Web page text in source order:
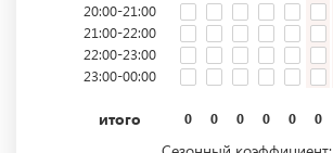
20:00-21:00
21:00-22:00
22:00-23:00
23:00-00:00
итого 0 0 0 0 0 0